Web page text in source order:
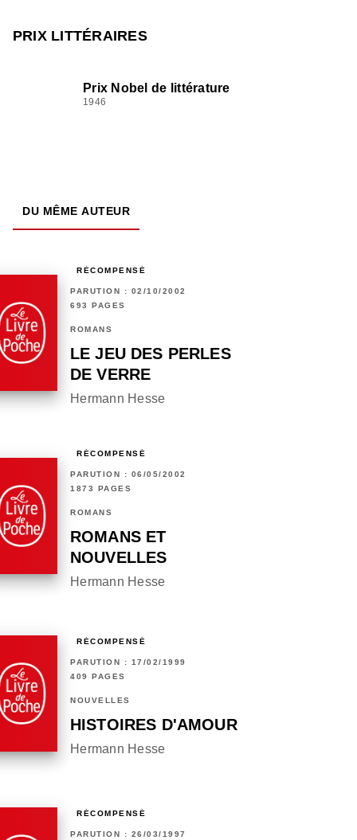
PRIX LITTÉRAIRES
Prix Nobel de littérature
1946
DU MÊME AUTEUR
RÉCOMPENSÉ
PARUTION : 02/10/2002
693 PAGES
ROMANS
LE JEU DES PERLES
DE VERRE
Hermann Hesse
RÉCOMPENSÉ
PARUTION : 06/05/2002
1873 PAGES
ROMANS
ROMANS ET
NOUVELLES
Hermann Hesse
RÉCOMPENSÉ
PARUTION : 17/02/1999
409 PAGES
NOUVELLES
HISTOIRES D'AMOUR
Hermann Hesse
RÉCOMPENSÉ
PARUTION : 26/03/1997